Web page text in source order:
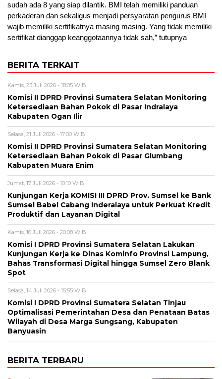
sudah ada 8 yang siap dilantik. BMI telah memiliki panduan
perkaderan dan sekaligus menjadi persyaratan pengurus BMI
wajib memiliki sertifikatnya masing masing. Yang tidak memiliki
sertifikat dianggap keanggotaannya tidak sah,” tutupnya
BERITA TERKAIT
Kamis, 23 Juli 2026 - 18:05 WIB
Komisi II DPRD Provinsi Sumatera Selatan Monitoring
Ketersediaan Bahan Pokok di Pasar Indralaya
Kabupaten Ogan Ilir
Selasa, 21 Juli 2026 - 17:00 WIB
Komisi II DPRD Provinsi Sumatera Selatan Monitoring
Ketersediaan Bahan Pokok di Pasar Glumbang
Kabupaten Muara Enim
Jumat, 17 Juli 2026 - 10:10 WIB
Kunjungan Kerja KOMISI III DPRD Prov. Sumsel ke Bank
Sumsel Babel Cabang Inderalaya untuk Perkuat Kredit
Produktif dan Layanan Digital
Kamis, 16 Juli 2026 - 20:08 WIB
Komisi I DPRD Provinsi Sumatera Selatan Lakukan
Kunjungan Kerja ke Dinas Kominfo Provinsi Lampung,
Bahas Transformasi Digital hingga Sumsel Zero Blank
Spot
Selasa, 14 Juli 2026 - 15:55 WIB
Komisi I DPRD Provinsi Sumatera Selatan Tinjau
Optimalisasi Pemerintahan Desa dan Penataan Batas
Wilayah di Desa Marga Sungsang, Kabupaten
Banyuasin
BERITA TERBARU